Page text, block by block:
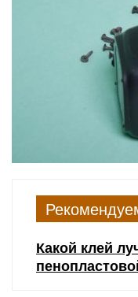
Какой клей